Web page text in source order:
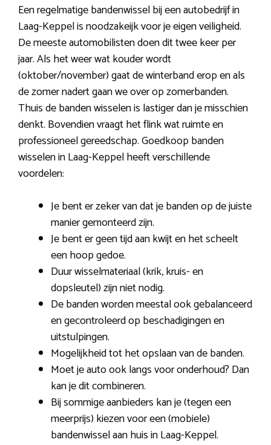
Een regelmatige bandenwissel bij een autobedrijf in
Laag-Keppel is noodzakeijk voor je eigen veiligheid.
De meeste automobilisten doen dit twee keer per
jaar. Als het weer wat kouder wordt
(oktober/november) gaat de winterband erop en als
de zomer nadert gaan we over op zomerbanden.
Thuis de banden wisselen is lastiger dan je misschien
denkt. Bovendien vraagt het flink wat ruimte en
professioneel gereedschap. Goedkoop banden
wisselen in Laag-Keppel heeft verschillende
voordelen:
Je bent er zeker van dat je banden op de juiste
manier gemonteerd zijn.
Je bent er geen tijd aan kwijt en het scheelt
een hoop gedoe.
Duur wisselmateriaal (krik, kruis- en
dopsleutel) zijn niet nodig.
De banden worden meestal ook gebalanceerd
en gecontroleerd op beschadigingen en
uitstulpingen.
Mogelijkheid tot het opslaan van de banden.
Moet je auto ook langs voor onderhoud? Dan
kan je dit combineren.
Bij sommige aanbieders kan je (tegen een
meerprijs) kiezen voor een (mobiele)
bandenwissel aan huis in Laag-Keppel.